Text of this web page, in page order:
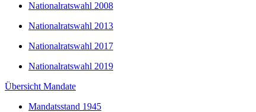
Nationalratswahl 2008
Nationalratswahl 2013
Nationalratswahl 2017
Nationalratswahl 2019
Übersicht Mandate
Mandatsstand 1945